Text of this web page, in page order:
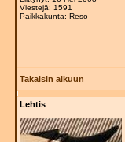
Viestejä: 1591
Paikkakunta: Reso
Takaisin alkuun
Lehtis